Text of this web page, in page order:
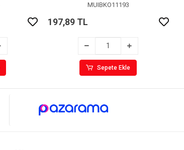
MUIBKO11193
197,89 TL
Sepete Ekle